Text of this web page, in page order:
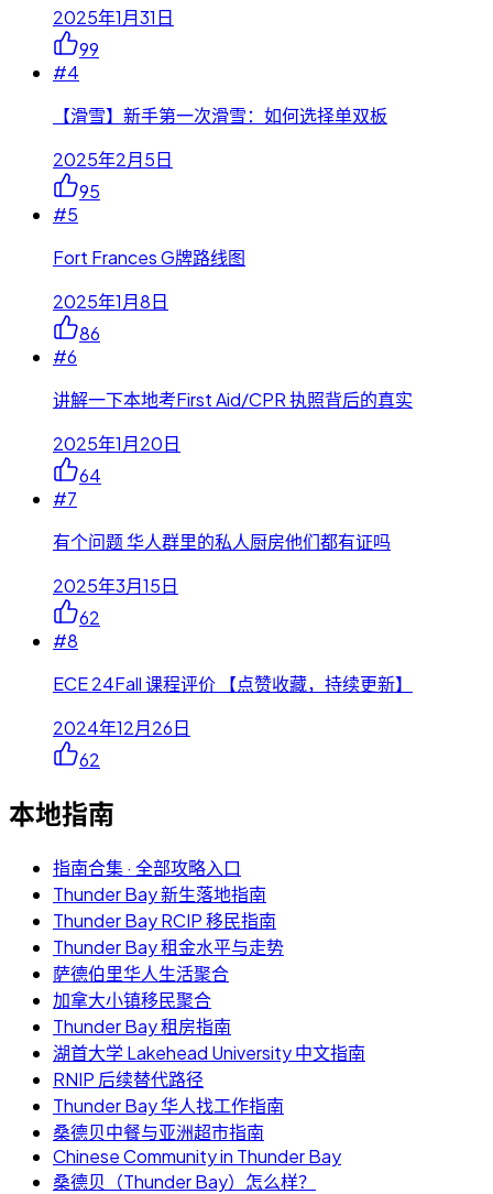
2025年1月31日
99
#4
【滑雪】新手第一次滑雪：如何选择单双板
2025年2月5日
95
#5
Fort Frances G牌路线图
2025年1月8日
86
#6
讲解一下本地考First Aid/CPR 执照背后的真实
2025年1月20日
64
#7
有个问题 华人群里的私人厨房他们都有证吗
2025年3月15日
62
#8
ECE 24Fall 课程评价 【点赞收藏，持续更新】
2024年12月26日
62
本地指南
指南合集 · 全部攻略入口
Thunder Bay 新生落地指南
Thunder Bay RCIP 移民指南
Thunder Bay 租金水平与走势
萨德伯里华人生活聚合
加拿大小镇移民聚合
Thunder Bay 租房指南
湖首大学 Lakehead University 中文指南
RNIP 后续替代路径
Thunder Bay 华人找工作指南
桑德贝中餐与亚洲超市指南
Chinese Community in Thunder Bay
桑德贝（Thunder Bay）怎么样？